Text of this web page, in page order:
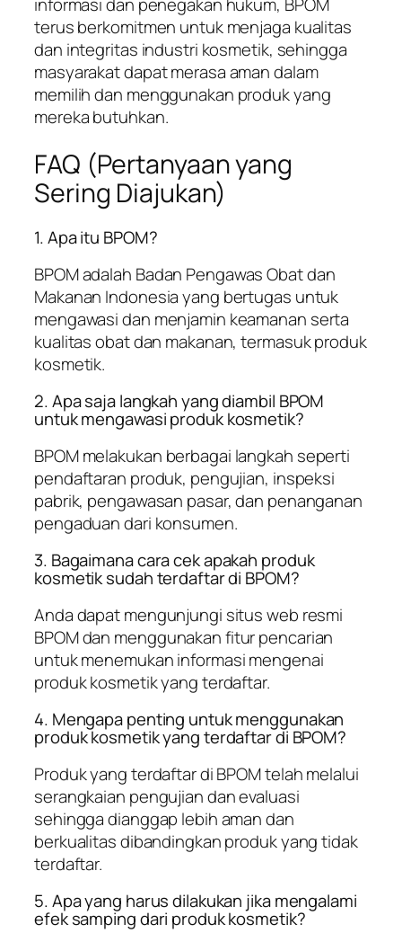
terus berkomitmen untuk menjaga kualitas
dan integritas industri kosmetik, sehingga
masyarakat dapat merasa aman dalam
memilih dan menggunakan produk yang
mereka butuhkan.
FAQ (Pertanyaan yang
Sering Diajukan)
1. Apa itu BPOM?
BPOM adalah Badan Pengawas Obat dan
Makanan Indonesia yang bertugas untuk
mengawasi dan menjamin keamanan serta
kualitas obat dan makanan, termasuk produk
kosmetik.
2. Apa saja langkah yang diambil BPOM
untuk mengawasi produk kosmetik?
BPOM melakukan berbagai langkah seperti
pendaftaran produk, pengujian, inspeksi
pabrik, pengawasan pasar, dan penanganan
pengaduan dari konsumen.
3. Bagaimana cara cek apakah produk
kosmetik sudah terdaftar di BPOM?
Anda dapat mengunjungi situs web resmi
BPOM dan menggunakan fitur pencarian
untuk menemukan informasi mengenai
produk kosmetik yang terdaftar.
4. Mengapa penting untuk menggunakan
produk kosmetik yang terdaftar di BPOM?
Produk yang terdaftar di BPOM telah melalui
serangkaian pengujian dan evaluasi
sehingga dianggap lebih aman dan
berkualitas dibandingkan produk yang tidak
terdaftar.
5. Apa yang harus dilakukan jika mengalami
efek samping dari produk kosmetik?